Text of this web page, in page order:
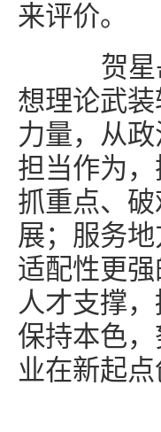
来评价。
贺星岳
想理论武
力量，从
担当作为
抓重点、
展；服务
适配性更
人才支撑
保持本色
业在新起点